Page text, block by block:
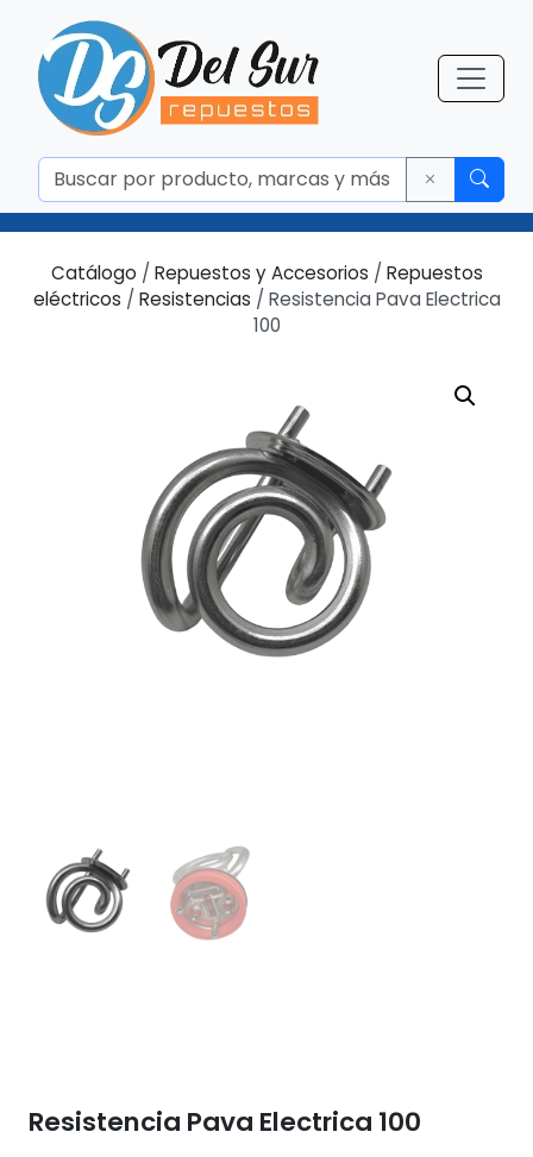
Catálogo / Repuestos y Accesorios / Repuestos
eléctricos / Resistencias / Resistencia Pava Electrica
100
Resistencia Pava Electrica 100